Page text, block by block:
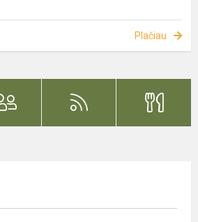
Plačiau